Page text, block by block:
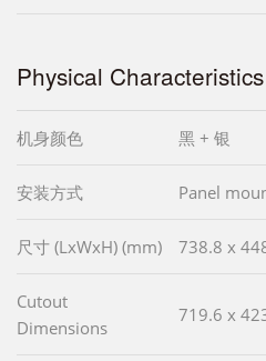
Physical Characteristics
机身颜色 黑 + 银
安装方式 Panel
尺寸 (LxWxH) (mm) 738.8 x
Cutout
Dimensions
719.6 x